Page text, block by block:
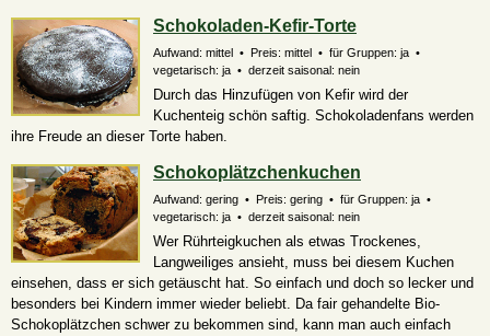
Schokoladen-Kefir-Torte
Aufwand: mittel • Preis: mittel • für Gruppen: ja •
vegetarisch: ja • derzeit saisonal: nein
Durch das Hinzufügen von Kefir wird der
Kuchenteig schön saftig. Schokoladenfans werden
ihre Freude an dieser Torte haben.
Schokoplätzchenkuchen
Aufwand: gering • Preis: gering • für Gruppen: ja •
vegetarisch: ja • derzeit saisonal: nein
Wer Rührteigkuchen als etwas Trockenes,
Langweiliges ansieht, muss bei diesem Kuchen
einsehen, dass er sich getäuscht hat. So einfach und doch so lecker und
besonders bei Kindern immer wieder beliebt. Da fair gehandelte Bio-
Schokoplätzchen schwer zu bekommen sind, kann man auch einfach